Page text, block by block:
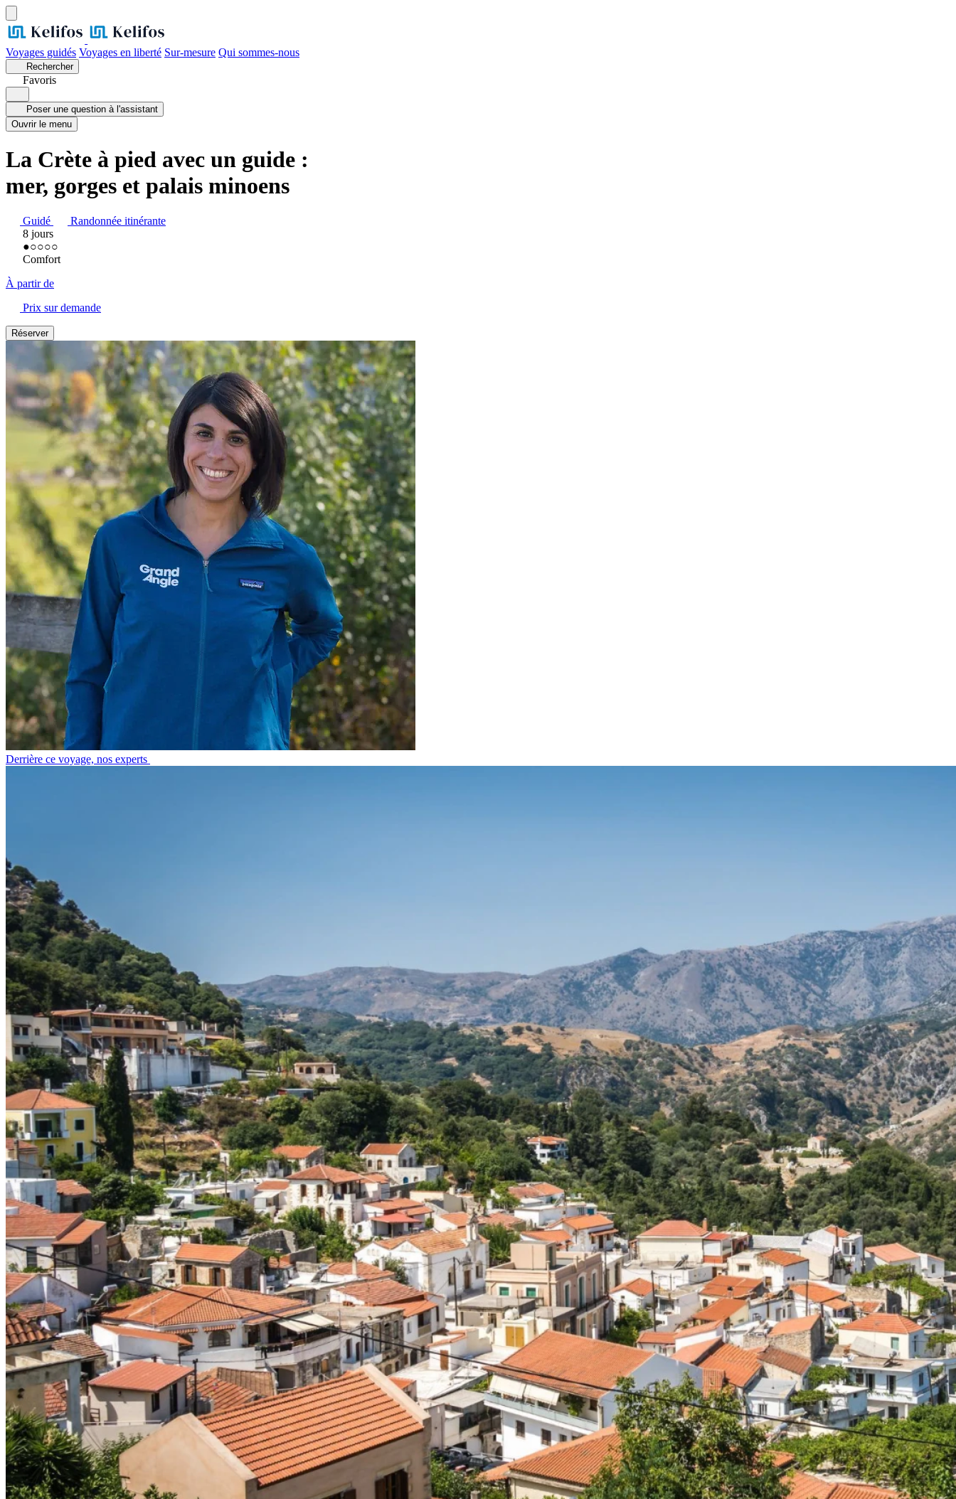
Voyages guidés Voyages en liberté Sur-mesure Qui sommes-nous
Rechercher
Favoris
Poser une question à l'assistant
Ouvrir le menu
La Crète à pied avec un guide :
mer, gorges et palais minoens
Guidé
Randonnée itinérante
8 jours
●○○○○
Comfort
À partir de
Prix sur demande
Réserver
Derrière ce voyage, nos experts